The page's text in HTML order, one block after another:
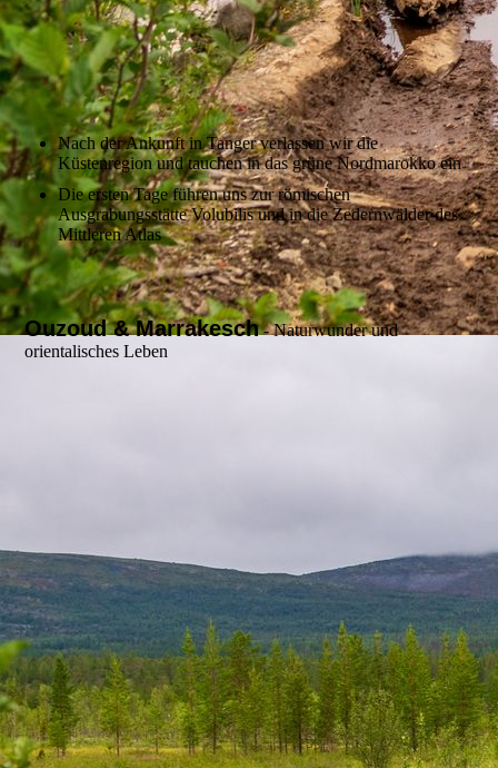
Nach der Ankunft in Tanger verlassen wir die
Küstenregion und tauchen in das grüne Nordmarokko ein
Die ersten Tage führen uns zur römischen
Ausgrabungsstätte Volubilis und in die Zedernwälder des
Mittleren Atlas
Ouzoud & Marrakesch- Naturwunder und
orientalisches Leben